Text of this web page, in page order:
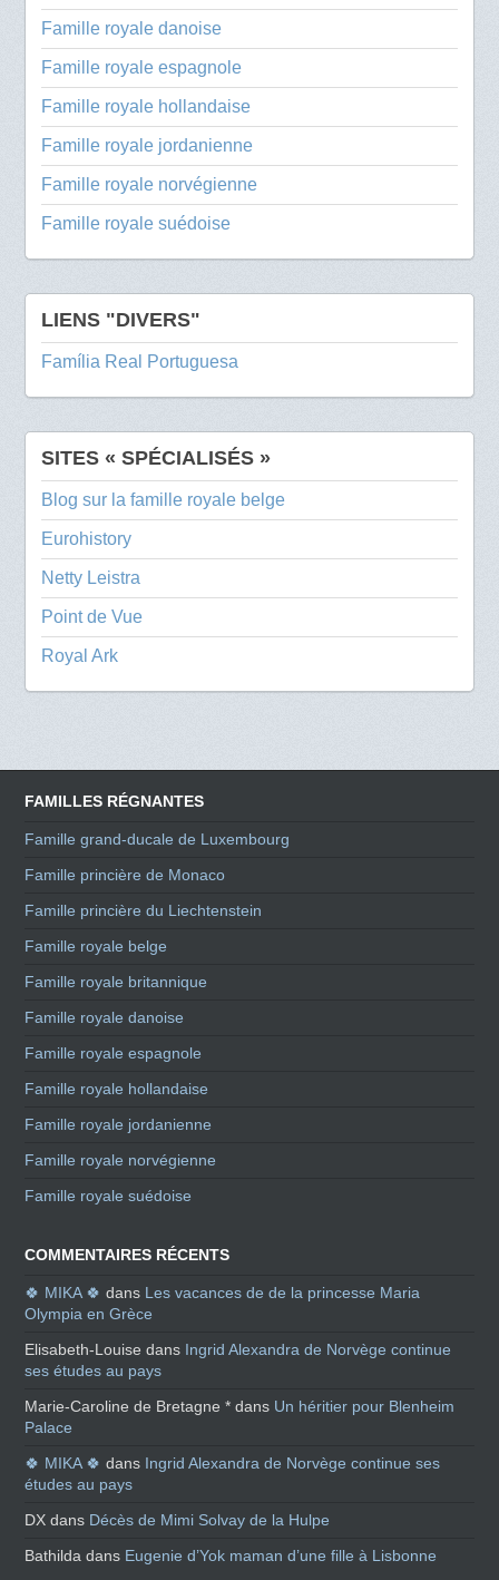
Famille royale danoise
Famille royale espagnole
Famille royale hollandaise
Famille royale jordanienne
Famille royale norvégienne
Famille royale suédoise
LIENS "DIVERS"
Família Real Portuguesa
SITES « SPÉCIALISÉS »
Blog sur la famille royale belge
Eurohistory
Netty Leistra
Point de Vue
Royal Ark
FAMILLES RÉGNANTES
Famille grand-ducale de Luxembourg
Famille princière de Monaco
Famille princière du Liechtenstein
Famille royale belge
Famille royale britannique
Famille royale danoise
Famille royale espagnole
Famille royale hollandaise
Famille royale jordanienne
Famille royale norvégienne
Famille royale suédoise
COMMENTAIRES RÉCENTS
🍀 MIKA 🍀 dans Les vacances de de la princesse Maria
Olympia en Grèce
Elisabeth-Louise dans Ingrid Alexandra de Norvège continue
ses études au pays
Marie-Caroline de Bretagne * dans Un héritier pour Blenheim
Palace
🍀 MIKA 🍀 dans Ingrid Alexandra de Norvège continue ses
études au pays
DX dans Décès de Mimi Solvay de la Hulpe
Bathilda dans Eugenie d’Yok maman d’une fille à Lisbonne